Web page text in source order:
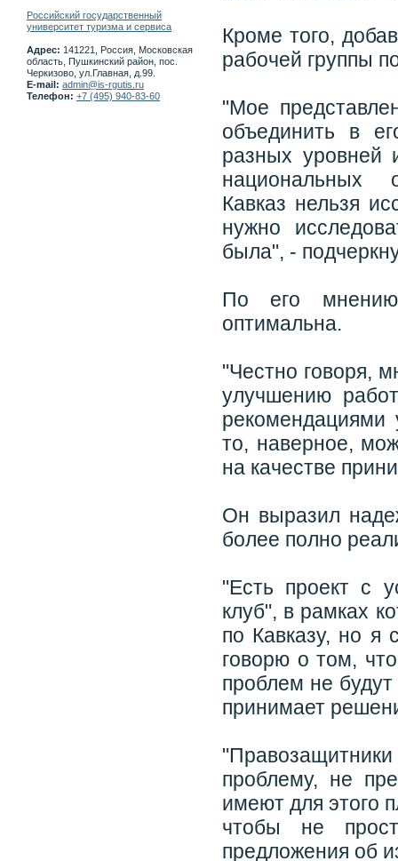
Кроме того,
рабочей группы
"Мое
объединить в
разных уровней
национальных
Кавказ нельзя
нужно
была", -
По его
оптимальна.
"Честно говоря,
улучшению
рекомендациями
то, наверное,
на качестве
Он выразил
более полно
"Есть проект с
клуб", в рамках
по Кавказу, но я
говорю о том,
проблем не
принимает
проблему, не
имеют для этого
чтобы не
предложения об
Российский государственный
университет туризма и сервиса
Адрес: 141221, Россия, Московская
область, Пушкинский район, пос.
Черкизово, ул.Главная, д.99.
E-mail: admin@is-rgutis.ru
Телефон: +7 (495) 940-83-60